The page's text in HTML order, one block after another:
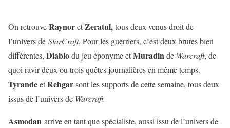
On retrouveRaynoretZeratul,tous deux venus droit de
l’univers de StarCraft. Pour les guerriers, c’est deux brutes bien
différentes, Diablodu jeu éponyme etMuradinde Warcraft, de
quoi ravir deux ou trois quêtes journalières en même temps.
TyrandeetRehgarsont les supports de cette semaine, tous deux
issus de l’univers de Warcraft.
Asmodan arrive en tant que spécialiste, aussi issu de l’univers de